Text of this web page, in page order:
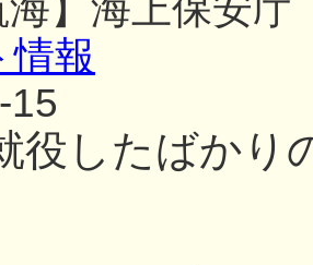
海】海上保安
情報
15
役したばかり